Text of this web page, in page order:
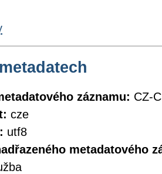
záznamu: CZ-
cze
utf8
metadatového